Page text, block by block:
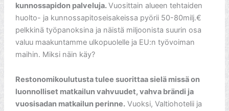
kunnossapidon palveluja.Vuosittain alueen tehtaiden
huolto- ja kunnossapitoseisakeissa pyörii 50-80milj.€
pelkkinä työpanoksina ja näistä miljoonista suurin osa
valuu maakuntamme ulkopuolelle ja EU:n työvoiman
maihin. Miksi näin käy?
Restonomikoulutusta tulee suorittaa sielä missä on
luonnolliset matkailun vahvuudet, vahva brändi ja
vuosisadan matkailun perinne.Vuoksi, Valtiohotelii ja